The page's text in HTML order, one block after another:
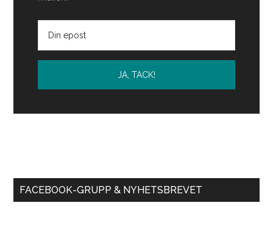
FACEBOOK-GRUPP & NYHETSBREVET